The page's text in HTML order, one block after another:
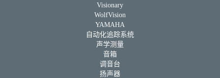
Visionary
WolfVision
YAMAHA
自动化追踪系统
声学测量
音箱
调音台
扬声器